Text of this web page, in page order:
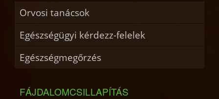
Orvosi tanácsok
Egészségügyi kérdezz-felelek
Egészségmegőrzés
FÁJDALOMCSILLAPÍTÁS